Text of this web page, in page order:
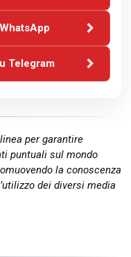
Telegram
per garantire
puntuali sul mondo
la conoscenza
dei diversi media